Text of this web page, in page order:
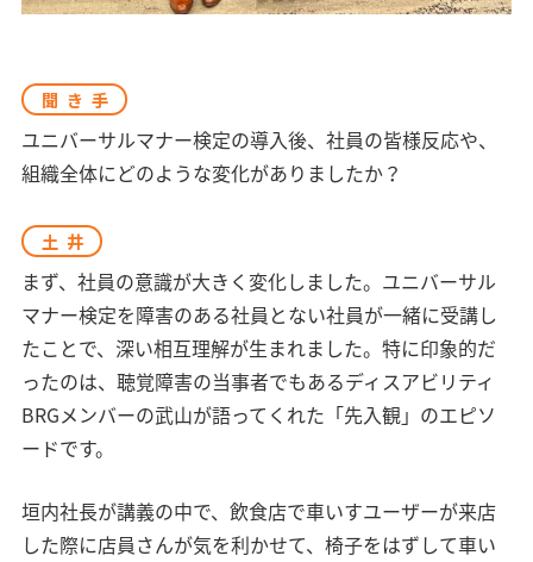
聞き手
ユニバーサルマナー検定の導入後、社員の皆様反応や、
組織全体にどのような変化がありましたか？
土井
まず、社員の意識が大きく変化しました。ユニバーサル
マナー検定を障害のある社員とない社員が一緒に受講し
たことで、深い相互理解が生まれました。特に印象的だ
ったのは、聴覚障害の当事者でもあるディスアビリティ
BRGメンバーの武山が語ってくれた「先入観」のエピソ
ードです。
垣内社長が講義の中で、飲食店で車いすユーザーが来店
した際に店員さんが気を利かせて、椅子をはずして車い